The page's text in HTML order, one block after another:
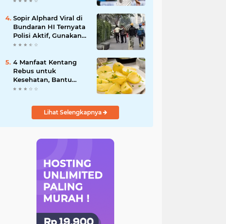
Puncaki Top Skor
Sopir Alphard Viral di
Bundaran HI Ternyata
Polisi Aktif, Gunakan
Pelat Palsu dan Kena
4 Manfaat Kentang
Rebus untuk
Kesehatan, Bantu
Turunkan Berat Badan
Pencernaan
Lihat Selengkapnya